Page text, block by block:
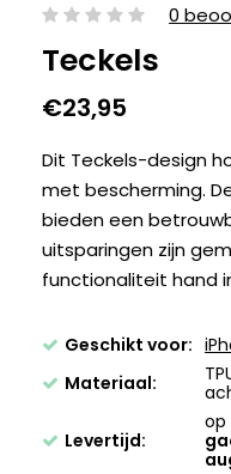
0
Teckels
€23,95
Dit Teckels-design
met bescherming.
bieden een
uitsparingen zijn
functionaliteit hand
Geschikt voor:
Materiaal:
Levertijd:
op